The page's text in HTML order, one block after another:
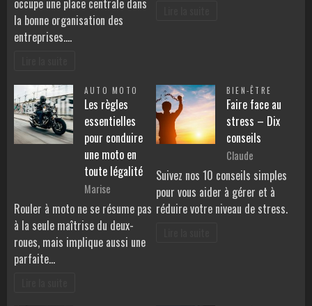
occupe une place centrale dans
la bonne organisation des
entreprises.…
AUTO MOTO
Les règles
essentielles
pour conduire
une moto en
toute légalité
Marise
Rouler à moto ne se résume pas
à la seule maîtrise du deux-
roues, mais implique aussi une
parfaite…
BIEN-ÊTRE
Faire face au
stress – Dix
conseils
Claude
Suivez nos 10 conseils simples
pour vous aider à gérer et à
réduire votre niveau de stress.